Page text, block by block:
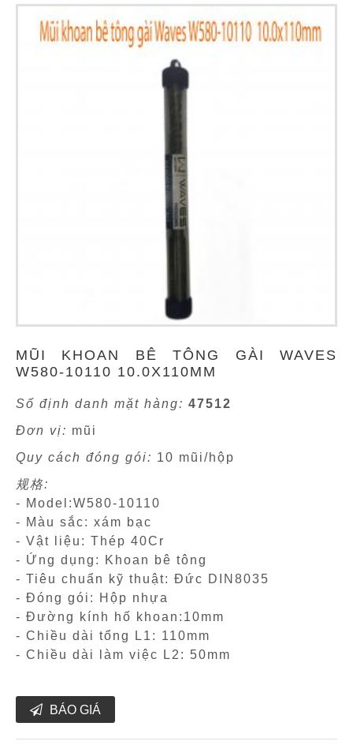
MŨI KHOAN BÊ TÔNG GÀI WAVES
W580-10110 10.0X110MM
Số định danh mặt hàng: 47512
Đơn vị: mũi
Quy cách đóng gói: 10 mũi/hộp
规格:
- Model:W580-10110
- Màu sắc: xám bạc
- Vật liệu: Thép 40Cr
- Ứng dụng: Khoan bê tông
- Tiêu chuẩn kỹ thuật: Đức DIN8035
- Đóng gói: Hộp nhựa
- Đường kính hố khoan:10mm
- Chiều dài tổng L1: 110mm
- Chiều dài làm việc L2: 50mm
BÁO GIÁ